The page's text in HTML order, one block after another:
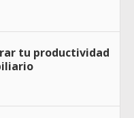
tu productividad